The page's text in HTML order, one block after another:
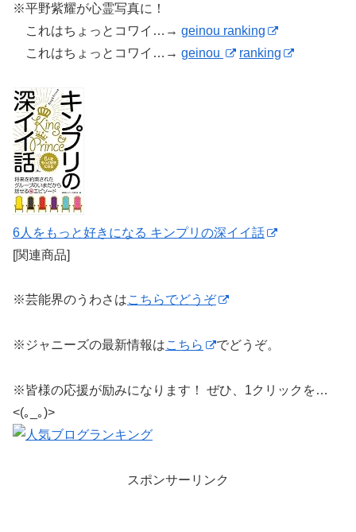
※平野紫耀が心霊写真に！
これはちょっとコワイ…→ geinou ranking
これはちょっとコワイ…→ geinou ranking
6人をもっと好きになる キンプリの深イイ話
[関連商品]
※芸能界のうわさはこちらでどうぞ
※ジャニーズの最新情報はこちら でどうぞ。
※皆様の応援が励みになります！ ぜひ、1クリックを…
<(｡_｡)>
スポンサーリンク